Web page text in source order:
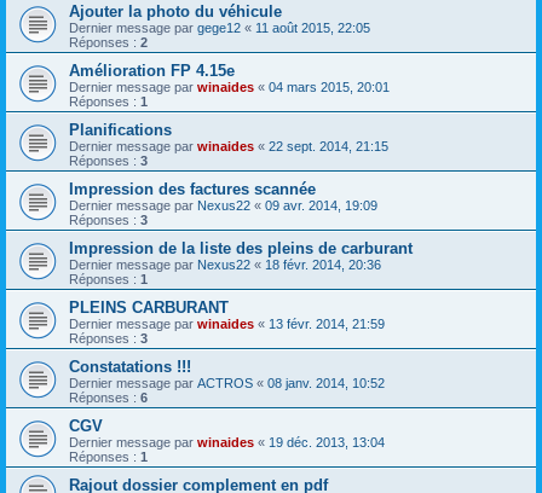
Ajouter la photo du véhicule
Dernier message par gege12 « 11 août 2015, 22:05
Réponses : 2
Amélioration FP 4.15e
Dernier message par winaides « 04 mars 2015, 20:01
Réponses : 1
Planifications
Dernier message par winaides « 22 sept. 2014, 21:15
Réponses : 3
Impression des factures scannée
Dernier message par Nexus22 « 09 avr. 2014, 19:09
Réponses : 3
Impression de la liste des pleins de carburant
Dernier message par Nexus22 « 18 févr. 2014, 20:36
Réponses : 1
PLEINS CARBURANT
Dernier message par winaides « 13 févr. 2014, 21:59
Réponses : 3
Constatations !!!
Dernier message par ACTROS « 08 janv. 2014, 10:52
Réponses : 6
CGV
Dernier message par winaides « 19 déc. 2013, 13:04
Réponses : 1
Rajout dossier complement en pdf